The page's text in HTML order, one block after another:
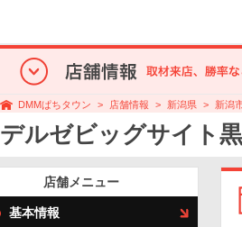
DMMぱちタウン 店舗情報 新潟県 新潟
デルゼビッグサイト
店舗メニュー
基本情報